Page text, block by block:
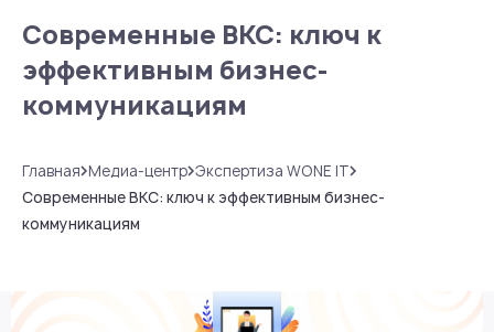
Современные ВКС: ключ к
эффективным бизнес-
коммуникациям
Главная Медиа-центр Экспертиза WONE IT
Современные ВКС: ключ к эффективным бизнес-
коммуникациям